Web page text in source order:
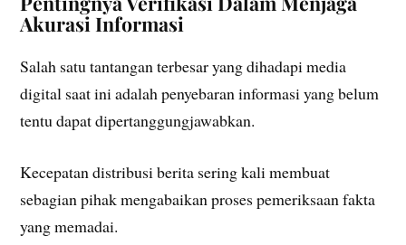
Akurasi Informasi
Salah satu tantangan terbesar yang dihadapi media
digital saat ini adalah penyebaran informasi yang belum
tentu dapat dipertanggungjawabkan.
Kecepatan distribusi berita sering kali membuat
sebagian pihak mengabaikan proses pemeriksaan fakta
yang memadai.